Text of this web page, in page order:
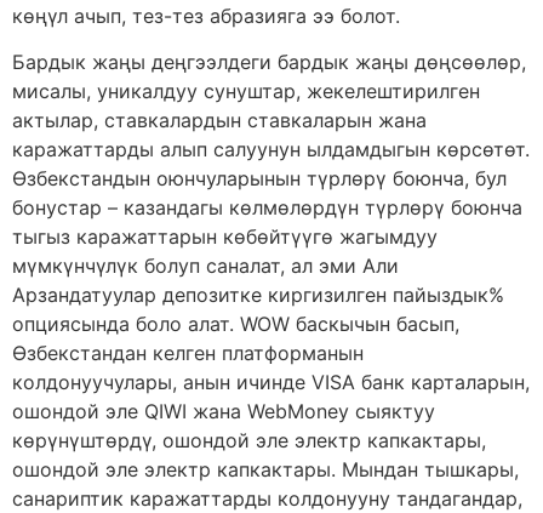
көңүл ачып, тез-тез абразияга ээ болот.
Бардык жаңы деңгээлдеги бардык жаңы дөңсөөлөр,
мисалы, уникалдуу сунуштар, жекелештирилген
актылар, ставкалардын ставкаларын жана
каражаттарды алып салуунун ылдамдыгын көрсөтөт.
Өзбекстандын оюнчуларынын түрлөрү боюнча, бул
бонустар – казандагы көлмөлөрдүн түрлөрү боюнча
тыгыз каражаттарын көбөйтүүгө жагымдуу
мүмкүнчүлүк болуп саналат, ал эми Али
Арзандатуулар депозитке киргизилген пайыздык%
опциясында боло алат. WOW баскычын басып,
Өзбекстандан келген платформанын
колдонуучулары, анын ичинде VISA банк карталарын,
ошондой эле QIWI жана WebMoney сыяктуу
көрүнүштөрдү, ошондой эле электр капкактары,
ошондой эле электр капкактары. Мындан тышкары,
санариптик каражаттарды колдонууну тандагандар,